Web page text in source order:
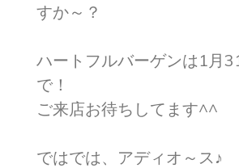
すか～？
ハートフルバーゲンは1月
で！
ご来店お待ちしてます^^
ではでは、アディオ～ス♪